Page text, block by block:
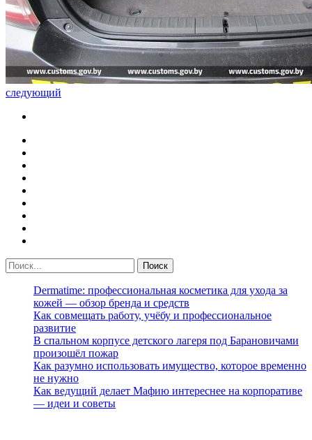
следующий
Dermatime: профессиональная косметика для ухода за
кожей — обзор бренда и средств
Как совмещать работу, учёбу и профессиональное
развитие
В спальном корпусе детского лагеря под Барановичами
произошёл пожар
Как разумно использовать имущество, которое временно
не нужно
Как ведущий делает Мафию интереснее на корпоративе
— идеи и советы